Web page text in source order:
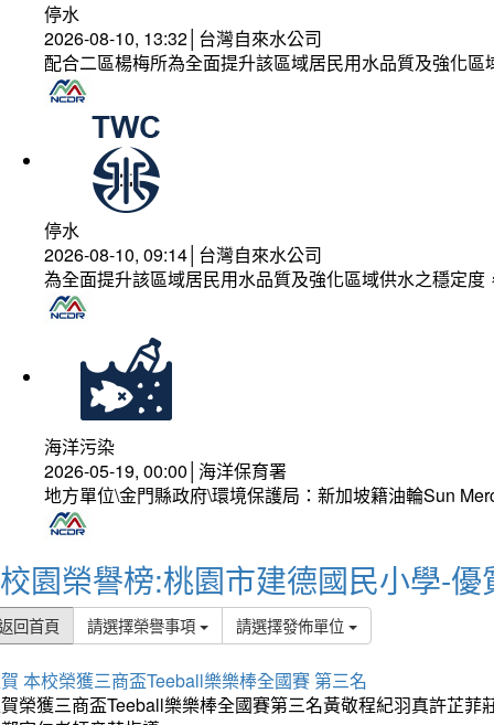
停水
2026-08-10, 13:32│台灣自來水公司
配合二區楊梅所為全面提升該區域居民用水品質及強化
停水
2026-08-10, 09:14│台灣自來水公司
為全面提升該區域居民用水品質及強化區域供水之穩定
海洋污染
2026-05-19, 00:00│海洋保育署
地方單位\金門縣政府\環境保護局：新加坡籍油輪Sun
校園榮譽榜:桃園市建德國民小學-優
回首頁 請選擇榮譽事項 請選擇發佈單位
本校榮獲三商盃Teeball樂樂棒全國賽 第三名
榮獲三商盃Teeball樂樂棒全國賽第三名黃敬程紀羽真許芷